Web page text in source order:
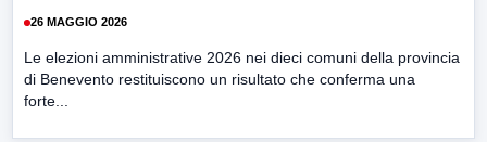
26 MAGGIO 2026
Le elezioni amministrative 2026 nei dieci comuni della provincia
di Benevento restituiscono un risultato che conferma una
forte...